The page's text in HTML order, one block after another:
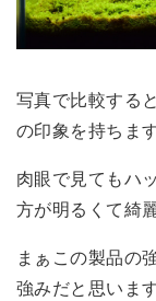
写真で比較する
の印象を持ちます
肉眼で見てもハ
方が明るくて綺
まぁこの製品の
強みだと思いま